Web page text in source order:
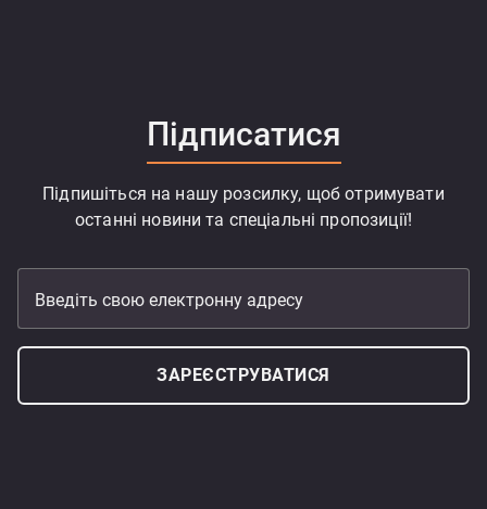
Підписатися
Підпишіться на нашу розсилку, щоб отримувати
останні новини та спеціальні пропозиції!
Введіть свою електронну адресу
ЗАРЕЄСТРУВАТИСЯ